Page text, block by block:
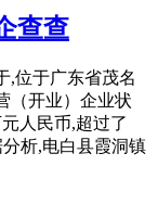
查查
,位于广东省茂名
（开业）企业状
人民币,超过了
析,电白县霞洞镇